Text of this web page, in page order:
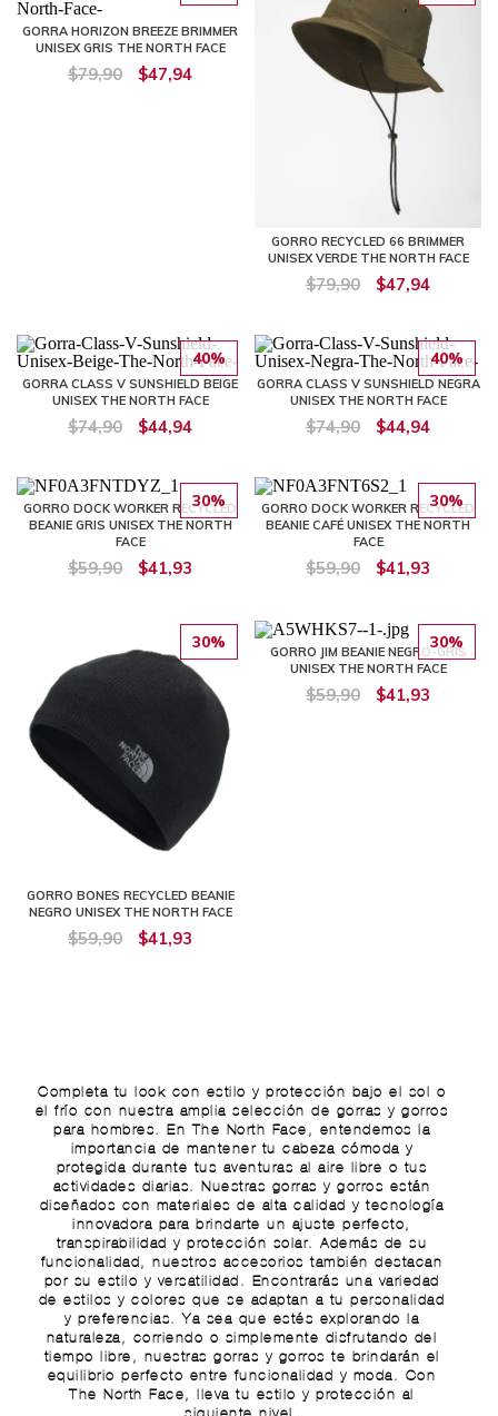
GORRA HORIZON BREEZE BRIMMER
UNISEX GRIS THE NORTH FACE
$79,90 $47,94
GORRO RECYCLED 66 BRIMMER
UNISEX VERDE THE NORTH FACE
$79,90 $47,94
40%
GORRA CLASS V SUNSHIELD BEIGE
UNISEX THE NORTH FACE
$74,90 $44,94
40%
GORRA CLASS V SUNSHIELD NEGRA
UNISEX THE NORTH FACE
$74,90 $44,94
30%
GORRO DOCK WORKER RECYCLED
BEANIE GRIS UNISEX THE NORTH
FACE
$59,90 $41,93
30%
GORRO DOCK WORKER RECYCLED
BEANIE CAFÉ UNISEX THE NORTH
FACE
$59,90 $41,93
30%
GORRO BONES RECYCLED BEANIE
NEGRO UNISEX THE NORTH FACE
$59,90 $41,93
30%
GORRO JIM BEANIE NEGRO-GRIS
UNISEX THE NORTH FACE
$59,90 $41,93
Completa tu look con estilo y protección bajo el sol o
el frío con nuestra amplia selección de gorras y gorros
para hombres. En The North Face, entendemos la
importancia de mantener tu cabeza cómoda y
protegida durante tus aventuras al aire libre o tus
actividades diarias. Nuestras gorras y gorros están
diseñados con materiales de alta calidad y tecnología
innovadora para brindarte un ajuste perfecto,
transpirabilidad y protección solar. Además de su
funcionalidad, nuestros accesorios también destacan
por su estilo y versatilidad. Encontrarás una variedad
de estilos y colores que se adaptan a tu personalidad
y preferencias. Ya sea que estés explorando la
naturaleza, corriendo o simplemente disfrutando del
tiempo libre, nuestras gorras y gorros te brindarán el
equilibrio perfecto entre funcionalidad y moda. Con
The North Face, lleva tu estilo y protección al